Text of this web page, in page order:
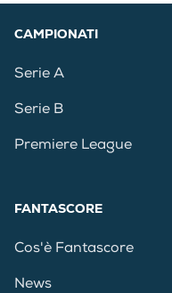
CAMPIONATI
Serie A
Serie B
Premiere League
FANTASCORE
Cos'è Fantascore
News